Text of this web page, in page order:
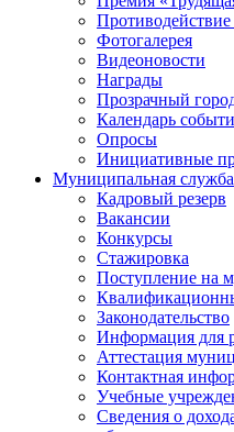
Фотогалерея
Видеоновости
Награды
Прозрачный
Календарь
Опросы
Инициативные
Муниципальная служба
Кадровый резерв
Вакансии
Конкурсы
Стажировка
Поступление на
Законодательство
Информация для
Аттестация
Контактная
Учебные
Сведения о